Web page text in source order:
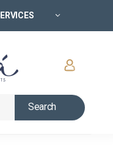
Search